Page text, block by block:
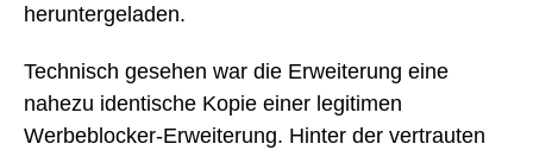
heruntergeladen.
Technisch gesehen war die Erweiterung eine
nahezu identische Kopie einer legitimen
Werbeblocker-Erweiterung. Hinter der vertrauten